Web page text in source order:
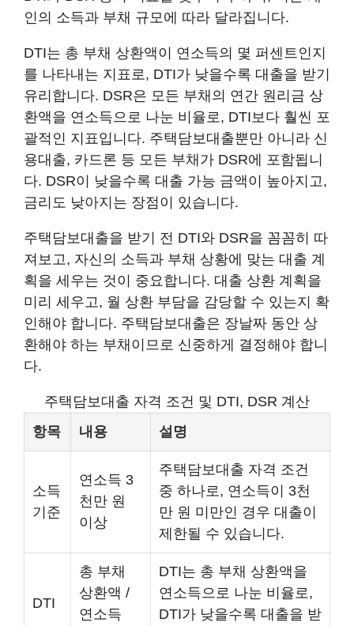
인의 소득과 부채 규모에 따라 달라집니다.
DTI는 총 부채 상환액이 연소득의 몇 퍼센트인지
를 나타내는 지표로, DTI가 낮을수록 대출을 받기
유리합니다. DSR은 모든 부채의 연간 원리금 상
환액을 연소득으로 나눈 비율로, DTI보다 훨씬 포
괄적인 지표입니다. 주택담보대출뿐만 아니라 신
용대출, 카드론 등 모든 부채가 DSR에 포함됩니
다. DSR이 낮을수록 대출 가능 금액이 높아지고,
금리도 낮아지는 장점이 있습니다.
주택담보대출을 받기 전 DTI와 DSR을 꼼꼼히 따
져보고, 자신의 소득과 부채 상황에 맞는 대출 계
획을 세우는 것이 중요합니다. 대출 상환 계획을
미리 세우고, 월 상환 부담을 감당할 수 있는지 확
인해야 합니다. 주택담보대출은 장날짜 동안 상
환해야 하는 부채이므로 신중하게 결정해야 합니
다.
주택담보대출 자격 조건 및 DTI, DSR 계산
항목
내용 설명
소득
기준
연소득 3
천만 원
이상
주택담보대출 자격 조건
중 하나로, 연소득이 3천
만 원 미만인 경우 대출이
제한될 수 있습니다.
DTI
총 부채
상환액 /
연소득
DTI는 총 부채 상환액을
연소득으로 나눈 비율로,
DTI가 낮을수록 대출을 받